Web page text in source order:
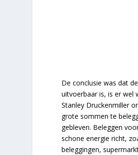
De conclusie was dat
uitvoerbaar is, is er wel
Stanley Druckenmiller
grote sommen te
gebleven. Beleggen
schone energie richt,
beleggingen,